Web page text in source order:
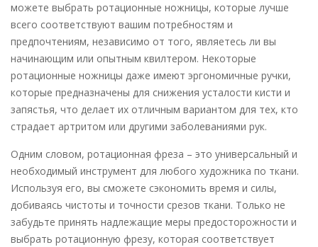
можете выбрать ротационные ножницы, которые лучше
всего соответствуют вашим потребностям и
предпочтениям, независимо от того, являетесь ли вы
начинающим или опытным квилтером. Некоторые
ротационные ножницы даже имеют эргономичные ручки,
которые предназначены для снижения усталости кисти и
запястья, что делает их отличным вариантом для тех, кто
страдает артритом или другими заболеваниями рук.
Одним словом, ротационная фреза – это универсальный и
необходимый инструмент для любого художника по ткани.
Используя его, вы сможете сэкономить время и силы,
добиваясь чистоты и точности срезов ткани. Только не
забудьте принять надлежащие меры предосторожности и
выбрать ротационную фрезу, которая соответствует